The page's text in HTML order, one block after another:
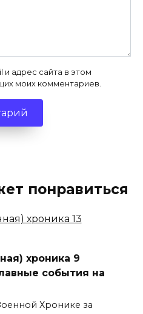
и адрес сайта в этом
моих комментариев.
понравиться
хроника 9
события на
Хронике за